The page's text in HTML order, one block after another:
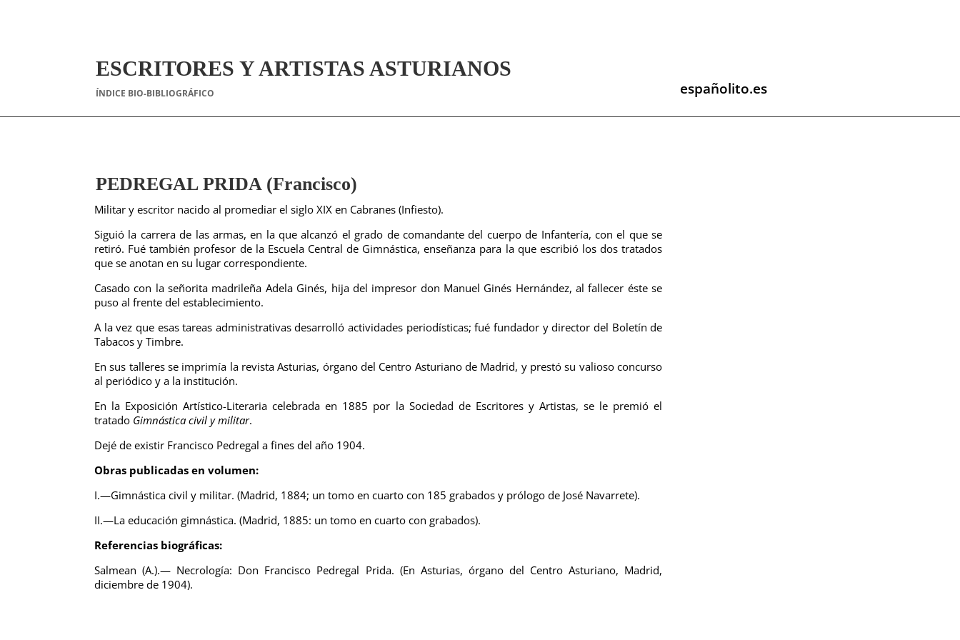
ESCRITORES Y ARTISTAS ASTURIANOS
ÍNDICE BIO-BIBLIOGRÁFICO españolito.es
PEDREGAL PRIDA (Francisco)
Militar y escritor nacido al promediar el siglo XIX en Cabranes (Infiesto).
Siguió la carrera de las armas, en la que alcanzó el grado de comandante del cuerpo de Infantería, con el que se
retiró. Fué también profesor de la Escuela Central de Gimnástica, enseñanza para la que escribió los dos tratados
que se anotan en su lugar correspondiente.
Casado con la señorita madrileña Adela Ginés, hija del impresor don Manuel Ginés Hernández, al fallecer éste se
puso al frente del establecimiento.
A la vez que esas tareas administrativas desarrolló actividades periodísticas; fué fundador y director del Boletín de
Tabacos y Timbre.
En sus talleres se imprimía la revista Asturias, órgano del Centro Asturiano de Madrid, y prestó su valioso concurso
al periódico y a la institución.
En la Exposición Artístico-Literaria celebrada en 1885 por la Sociedad de Escritores y Artistas, se le premió el
tratado Gimnástica civil y militar.
Dejé de existir Francisco Pedregal a fines del año 1904.
Obras publicadas en volumen:
I.—Gimnástica civil y militar. (Madrid, 1884; un tomo en cuarto con 185 grabados y prólogo de José Navarrete).
II.—La educación gimnástica. (Madrid, 1885: un tomo en cuarto con grabados).
Referencias biográficas:
Salmean (A.).— Necrología: Don Francisco Pedregal Prida. (En Asturias, órgano del Centro Asturiano, Madrid,
diciembre de 1904).